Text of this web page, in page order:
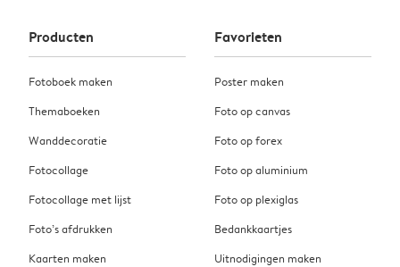
Producten
Fotoboek maken
Themaboeken
Wanddecoratie
Fotocollage
Fotocollage met lijst
Foto’s afdrukken
Kaarten maken
Favorieten
Poster maken
Foto op canvas
Foto op forex
Foto op aluminium
Foto op plexiglas
Bedankkaartjes
Uitnodigingen maken